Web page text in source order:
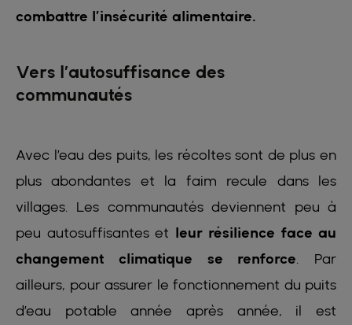
combattre l’insécurité alimentaire.
Vers l’autosuffisance des
communautés
Avec l’eau des puits, les récoltes sont de plus en
plus abondantes et la faim recule dans les
villages. Les communautés deviennent peu à
peu autosuffisantes et leur résilience face au
changement climatique se renforce. Par
ailleurs, pour assurer le fonctionnement du puits
d’eau potable année après année, il est